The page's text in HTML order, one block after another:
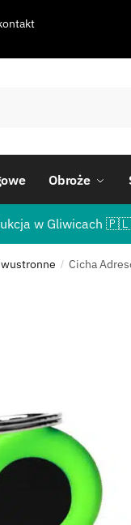
Obroże
w Gliwicach 🇵🇱
/ Cicha